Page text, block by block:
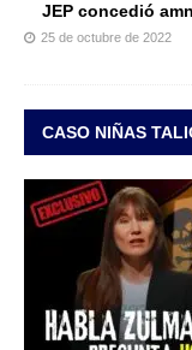
JEP concedió
25 de octubre de 2022
CASO NIÑAS